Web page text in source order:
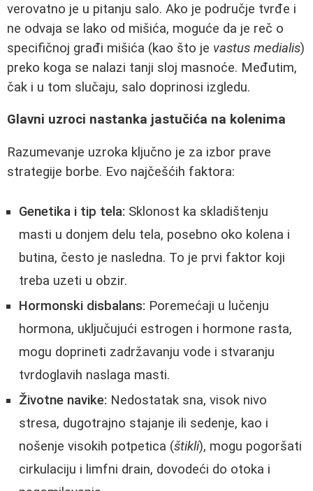
verovatno je u pitanju salo. Ako je područje tvrđe i
ne odvaja se lako od mišića, moguće da je reč o
specifičnoj građi mišića (kao što je vastus medialis)
preko koga se nalazi tanji sloj masnoće. Međutim,
čak i u tom slučaju, salo doprinosi izgledu.
Glavni uzroci nastanka jastučića na kolenima
Razumevanje uzroka ključno je za izbor prave
strategije borbe. Evo najčešćih faktora:
Genetika i tip tela: Sklonost ka skladištenju
masti u donjem delu tela, posebno oko kolena i
butina, često je nasledna. To je prvi faktor koji
treba uzeti u obzir.
Hormonski disbalans: Poremećaji u lučenju
hormona, uključujući estrogen i hormone rasta,
mogu doprineti zadržavanju vode i stvaranju
tvrdoglavih naslaga masti.
Životne navike: Nedostatak sna, visok nivo
stresa, dugotrajno stajanje ili sedenje, kao i
nošenje visokih potpetica (štikli), mogu pogoršati
cirkulaciju i limfni drain, dovodeći do otoka i